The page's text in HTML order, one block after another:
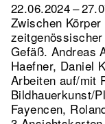
22.06.2024 –
Zwischen
Gefäß. Andreas
Haefner, Daniel
Arbeiten auf/mit
Bildhauerkunst/
Fayencen,